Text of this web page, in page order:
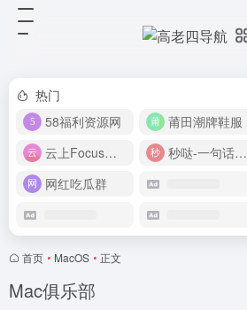
热门
58福利资源网
莆田潮牌鞋服
云上Focus接码平台
秒哒-一句话做应用
网红吃瓜群
首页 • MacOS • 正文
Mac俱乐部